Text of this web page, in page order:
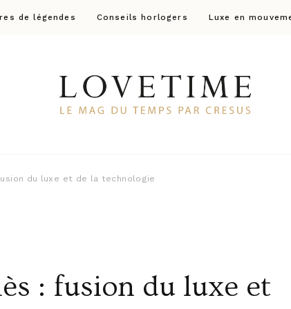
de légendes Conseils horlogers Luxe en
du luxe et de la technologie
: fusion du luxe et